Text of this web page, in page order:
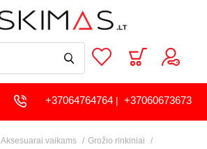
+37064764764| +37060673673
Aksesuarai vaikams
Grožio rinkiniai